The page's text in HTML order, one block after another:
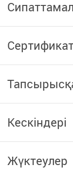
Кескіндері
Жүктеулер